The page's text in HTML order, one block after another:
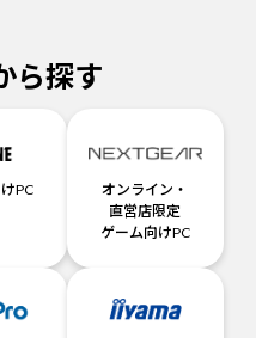
ら探す
PC
オンライン・
直営店限定
ゲーム向けPC